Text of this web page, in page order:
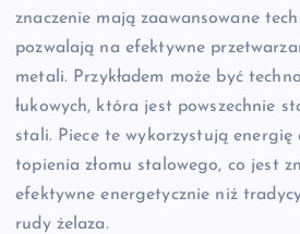
znaczenie mają zaawansowane
pozwalają na efektywne
metali. Przykładem może być
łukowych, która jest powszechnie
stali. Piece te wykorzystują energię
topienia złomu stalowego, co jest
efektywne energetycznie niż
rudy żelaza.